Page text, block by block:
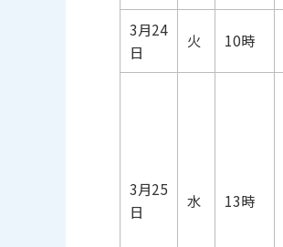
3月24
日
火 10時
3月25
日
水 13時